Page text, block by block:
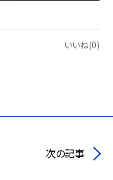
いいね(0)
次の記事